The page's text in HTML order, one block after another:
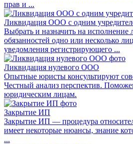
прав и ...
Ликвидация ООО с одним
Выбрать и назначить на
обязанностей одно или несколько
уведомления регистрирующего ...
Ликвидация нулевого ООО
Опытные юристы консультируют
Честный анализ перспектив.
юридическим лицам.
Закрытие ИП
Закрытие ИП — процедура
имеет некоторые нюансы, знание
...